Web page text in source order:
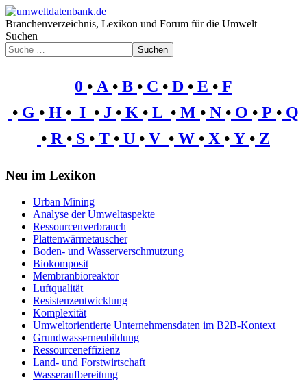
Branchenverzeichnis, Lexikon und Forum für die Umwelt
Suchen
Suchen
0 • A • B • C • D • E • F
• G • H • I • J • K • L • M • N • O • P • Q
• R • S • T • U • V • W • X • Y • Z
Neu im Lexikon
Urban Mining
Analyse der Umweltaspekte
Ressourcenverbrauch
Plattenwärmetauscher
Boden- und Wasserverschmutzung
Biokomposit
Membranbioreaktor
Luftqualität
Resistenzentwicklung
Komplexität
Umweltorientierte Unternehmensdaten im B2B-Kontext
Grundwasserneubildung
Ressourceneffizienz
Land- und Forstwirtschaft
Wasseraufbereitung